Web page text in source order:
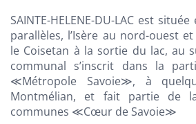
SAINTE-HELENE-DU-LAC est
parallèles, l’Isère au nord-ouest
le Coisetan à la sortie du lac, au
communal s’inscrit dans la
≪Métropole Savoie≫, à
Montmélian, et fait partie de
communes ≪Cœur de Savoie≫